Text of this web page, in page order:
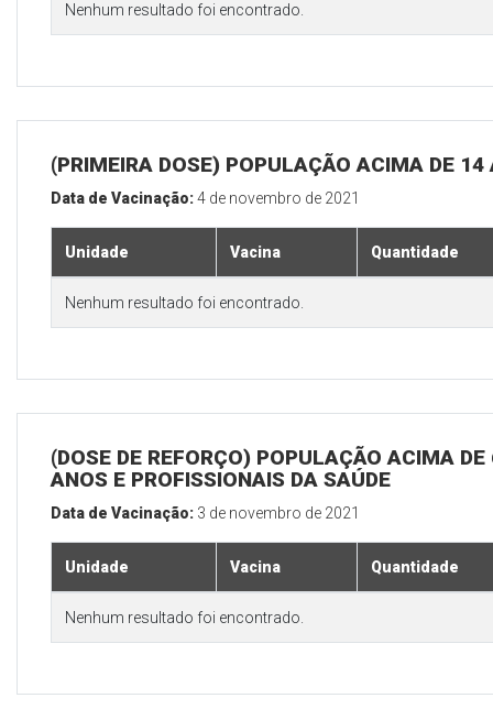
Nenhum resultado foi encontrado.
(PRIMEIRA DOSE) POPULAÇÃO ACIMA DE 14
Data de Vacinação:4 de novembro de 2021
Unidade Vacina Quantidade
Nenhum resultado foi encontrado.
(DOSE DE REFORÇO) POPULAÇÃO ACIMA DE
ANOS E PROFISSIONAIS DA SAÚDE
Data de Vacinação: 3 de novembro de 2021
Unidade Vacina Quantidade
Nenhum resultado foi encontrado.